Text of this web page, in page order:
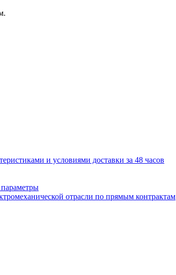
и условиями доставки за 48 часов
отрасли по прямым контрактам